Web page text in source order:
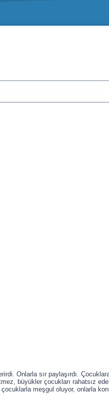
Onlarla sır paylaşırdı.
büyükler çocukları rahatsız
meşgul oluyor, onlarla